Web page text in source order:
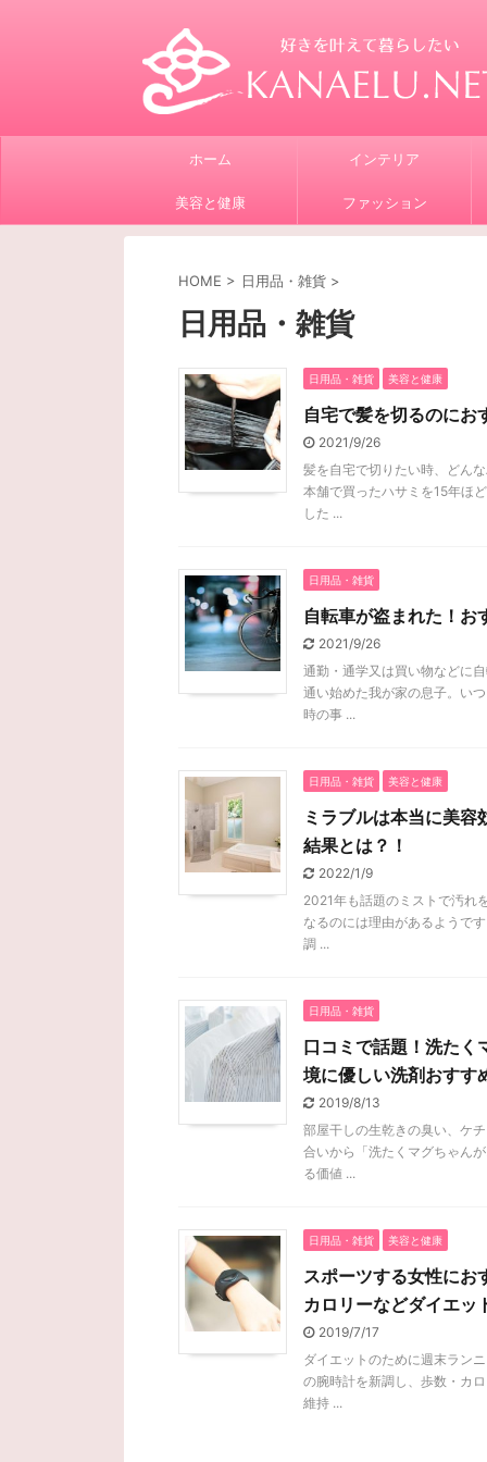
ホーム インテリア
美容と健康 ファッション
HOME > 日用品・雑貨 >
日用品・雑貨
日用品・雑貨 美容と健康
自宅で髪を切るのにお
2021/9/26
髪を自宅で切りたい時、どん
本舗で買ったハサミを15年ほ
した ...
日用品・雑貨
自転車が盗まれた！お
2021/9/26
通勤・通学又は買い物などに
通い始めた我が家の息子。い
時の事 ...
日用品・雑貨 美容と健康
ミラブルは本当に美
結果とは？！
2022/1/9
2021年も話題のミストで汚れ
なるのには理由があるようで
調 ...
日用品・雑貨
口コミで話題！洗たく
境に優しい洗剤おすす
2019/8/13
部屋干しの生乾きの臭い、ケ
合いから「洗たくマグちゃん
る価値 ...
日用品・雑貨 美容と健康
スポーツする女性にお
カロリーなどダイエッ
2019/7/17
ダイエットのために週末ラン
の腕時計を新調し、歩数・カ
維持 ...